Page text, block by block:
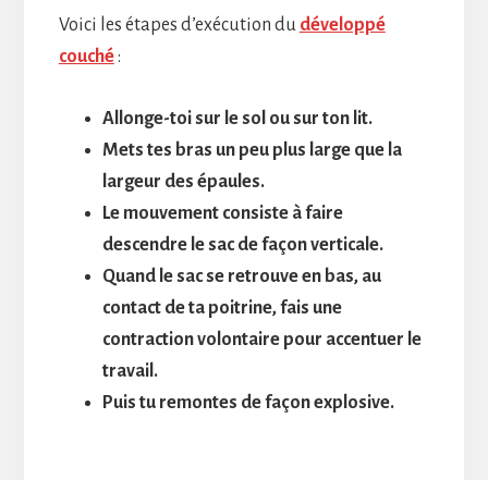
Voici les étapes d’exécution du développé
couché:
Allonge-toi sur le sol ou sur ton lit.
Mets tes bras un peu plus large que la
largeur des épaules.
Le mouvement consiste à faire
descendre le sac de façon verticale.
Quand le sac se retrouve en bas, au
contact de ta poitrine, fais une
contraction volontaire pour accentuer le
travail.
Puis tu remontes de façon explosive.